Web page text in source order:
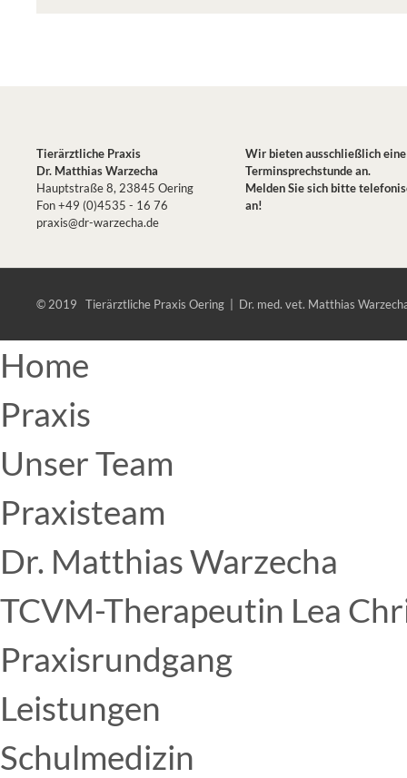
Tierärztliche Praxis
Dr. Matthias Warzecha
Hauptstraße 8, 23845 Oering
Fon +49 (0)4535 - 16 76
praxis@dr-warzecha.de
Wir bieten ausschließlich eine
Terminsprechstunde an.
Melden Sie sich bitte
an!
© 2019 Tierärztliche Praxis Oering | Dr. med. vet. Matthias
Home
Praxis
Unser Team
Praxisteam
Dr. Matthias Warzecha
TCVM-Therapeutin Lea
Praxisrundgang
Leistungen
Schulmedizin